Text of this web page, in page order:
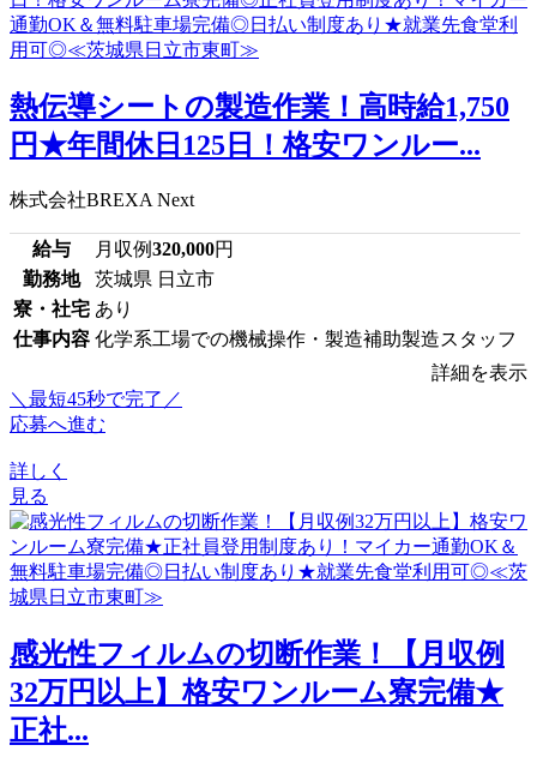
熱伝導シートの製造作業！高時給1,750
円★年間休日125日！格安ワンルー...
株式会社BREXA Next
給与 月収例320,000円
勤務地
茨城県 日立市
寮・社宅 あり
仕事内容 化学系工場での機械操作・製造補助製造スタッフ
詳細を表示
＼最短45秒で完了／
応募へ進む
詳しく
見る
感光性フィルムの切断作業！【月収例
32万円以上】格安ワンルーム寮完備★
正社...